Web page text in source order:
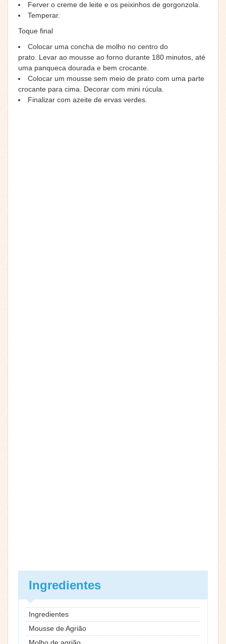
Ferver o creme de leite e os peixinhos de gorgonzola.
Temperar.
Toque final
Colocar uma concha de molho no centro do
prato. Levar ao mousse ao forno durante 180 minutos, até
uma panqueca dourada e bem crocante.
Colocar um mousse sem meio de prato com uma parte
crocante para cima. Decorar com mini rúcula.
Finalizar com azeite de ervas verdes.
Ingredientes
Ingredientes
Mousse de Agrião